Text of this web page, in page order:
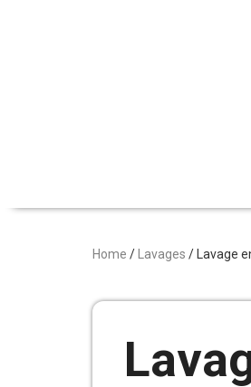
Home / Lavages / Lavage